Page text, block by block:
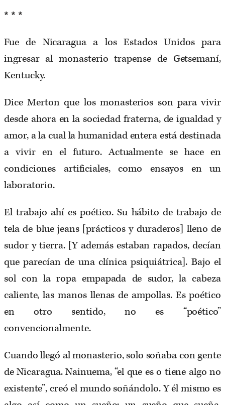
* * *
Fue de Nicaragua a los Estados Unidos para
ingresar al monasterio trapense de Getsemaní,
Kentucky.
Dice Merton que los monasterios son para vivir
desde ahora en la sociedad fraterna, de igualdad y
amor, a la cual la humanidad entera está destinada
a vivir en el futuro. Actualmente se hace en
condiciones artificiales, como ensayos en un
laboratorio.
El trabajo ahí es poético. Su hábito de trabajo de
tela de blue jeans [prácticos y duraderos] lleno de
sudor y tierra. [Y además estaban rapados, decían
que parecían de una clínica psiquiátrica]. Bajo el
sol con la ropa empapada de sudor, la cabeza
caliente, las manos llenas de ampollas. Es poético
en otro sentido, no es “poético”
convencionalmente.
Cuando llegó al monasterio, solo soñaba con gente
de Nicaragua. Nainuema, “el que es o tiene algo no
existente”, creó el mundo soñándolo. Y él mismo es